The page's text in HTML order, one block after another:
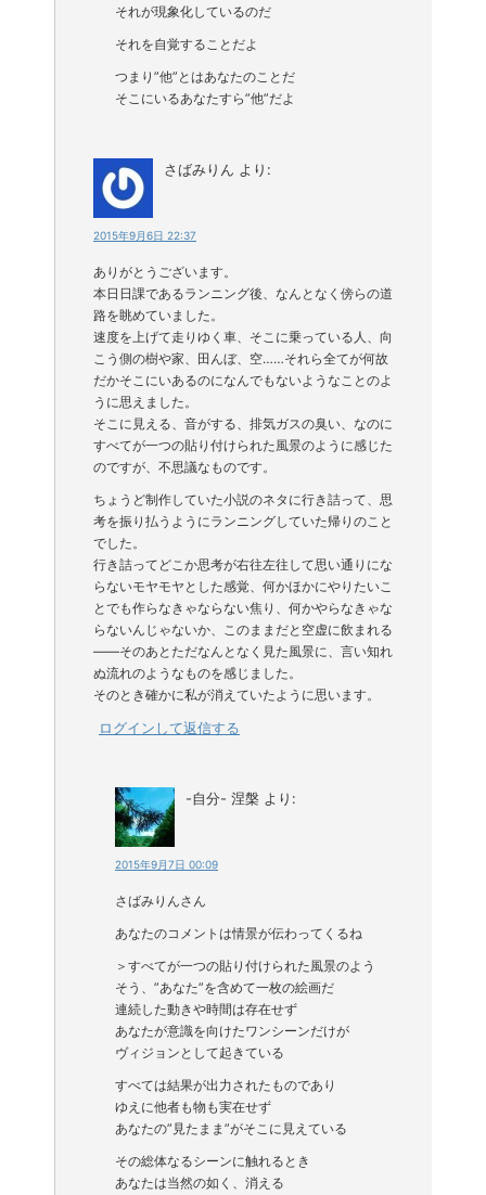
それが現象化しているのだ
それを自覚することだよ
つまり”他”とはあなたのことだ
そこにいるあなたすら”他”だよ
さばみりん より:
2015年9月6日 22:37
ありがとうございます。
本日日課であるランニング後、なんとなく傍らの道
路を眺めていました。
速度を上げて走りゆく車、そこに乗っている人、向
こう側の樹や家、田んぼ、空……それら全てが何故
だかそこにいあるのになんでもないようなことのよ
うに思えました。
そこに見える、音がする、排気ガスの臭い、なのに
すべてが一つの貼り付けられた風景のように感じた
のですが、不思議なものです。
ちょうど制作していた小説のネタに行き詰って、思
考を振り払うようにランニングしていた帰りのこと
でした。
行き詰ってどこか思考が右往左往して思い通りにな
らないモヤモヤとした感覚、何かほかにやりたいこ
とでも作らなきゃならない焦り、何かやらなきゃな
らないんじゃないか、このままだと空虚に飲まれる
――そのあとただなんとなく見た風景に、言い知れ
ぬ流れのようなものを感じました。
そのとき確かに私が消えていたように思います。
ログインして返信する
-自分- 涅槃 より:
2015年9月7日 00:09
さばみりんさん
あなたのコメントは情景が伝わってくるね
＞すべてが一つの貼り付けられた風景のよう
そう、”あなた”を含めて一枚の絵画だ
連続した動きや時間は存在せず
あなたが意識を向けたワンシーンだけが
ヴィジョンとして起きている
すべては結果が出力されたものであり
ゆえに他者も物も実在せず
あなたの”見たまま”がそこに見えている
その総体なるシーンに触れるとき
あなたは当然の如く、消える